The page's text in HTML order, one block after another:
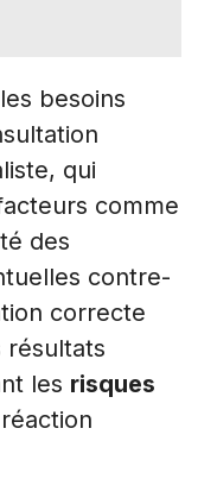
besoins
qui
comme
des
contre-
correcte
résultats
les risques